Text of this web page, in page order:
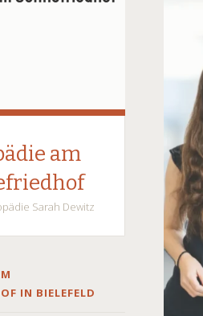
am
Sarah Dewitz
IN BIELEFELD